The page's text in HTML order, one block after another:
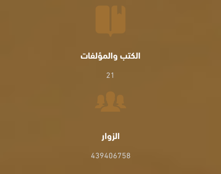
الكتب والمؤلفات
21
الزوار
439406758